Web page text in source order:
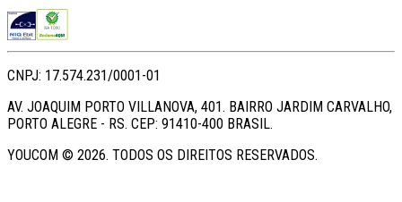
CNPJ: 17.574.231/0001-01
AV. JOAQUIM PORTO VILLANOVA, 401. BAIRRO JARDIM CARVALHO,
PORTO ALEGRE - RS. CEP: 91410-400 BRASIL.
YOUCOM © 2026. TODOS OS DIREITOS RESERVADOS.